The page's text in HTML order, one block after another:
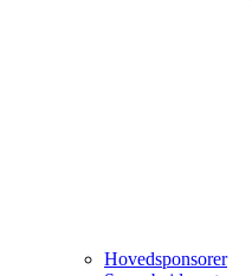
Hovedsponsorer